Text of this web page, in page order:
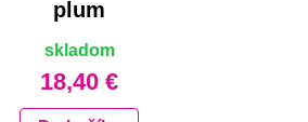
plum
skladom
18,40 €